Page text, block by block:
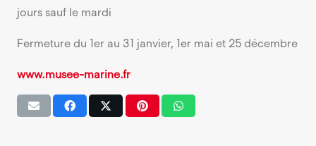
jours sauf le mardi
Fermeture du 1er au 31 janvier, 1er mai et 25 décembre
www.musee-marine.fr